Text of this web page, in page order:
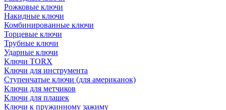
Рожковые ключи
Накидные ключи
Комбинированные ключи
Торцевые ключи
Трубные ключи
Ударные ключи
Ключи TORX
Ключи для инструмента
Ступенчатые ключи (для американок)
Ключи для метчиков
Ключи для плашек
Ключи к пружинному зажиму